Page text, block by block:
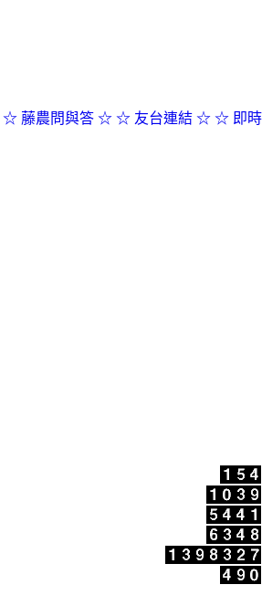
☆ 藤農問與答 ☆☆ 友台連結 ☆☆ 即時